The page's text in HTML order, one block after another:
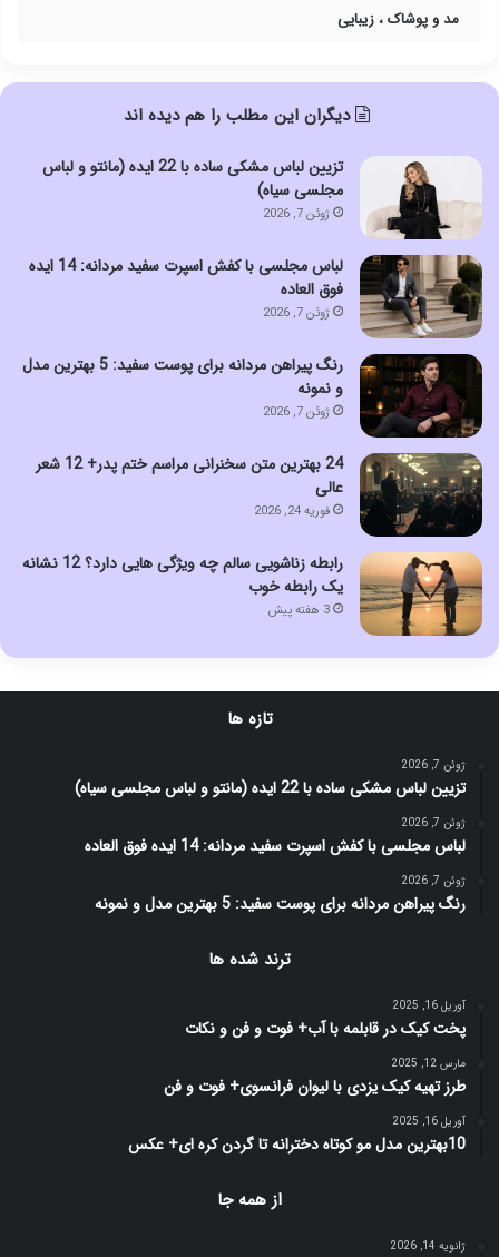
مد و پوشاک ، زیبایی
دیگران این مطلب را هم دیده اند
تزیین لباس مشکی ساده با 22 ایده (مانتو و لباس
مجلسی سیاه)
ژوئن 7, 2026
لباس مجلسی با کفش اسپرت سفید مردانه: 14 ایده
فوق العاده
ژوئن 7, 2026
رنگ پیراهن مردانه برای پوست سفید: 5 بهترین مدل
و نمونه
ژوئن 7, 2026
24 بهترین متن سخنرانی مراسم ختم پدر+ 12 شعر
عالی
فوریه 24, 2026
رابطه زناشویی سالم چه ویژگی هایی دارد؟ 12 نشانه
یک رابطه خوب
3 هفته پیش
تازه ها
ژوئن 7, 2026
تزیین لباس مشکی ساده با 22 ایده (مانتو و لباس مجلسی سیاه)
ژوئن 7, 2026
لباس مجلسی با کفش اسپرت سفید مردانه: 14 ایده فوق العاده
ژوئن 7, 2026
رنگ پیراهن مردانه برای پوست سفید: 5 بهترین مدل و نمونه
ترند شده ها
آوریل 16, 2025
پخت کیک در قابلمه با آب+ فوت و فن و نکات
مارس 12, 2025
طرز تهیه کیک یزدی با لیوان فرانسوی+ فوت و فن
آوریل 16, 2025
10بهترین مدل مو کوتاه دخترانه تا گردن کره ای+ عکس
از همه جا
ژانویه 14, 2026